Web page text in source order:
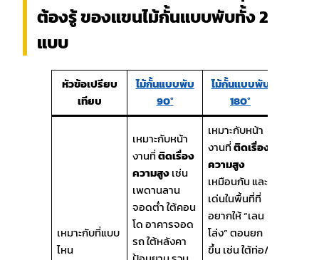
ต้องรู้ ของแขนไม้กั้นแบบพับทั้ง 2
แบบ
หัวข้อเปรียบ
เทียบ
ไม้กั้นแบบพับ
90°
ไม้กั้นแบบพับ
180°
เหมาะกับที่แบบ
ไหน
เหมาะกับหน้า
งานที่ติดเรื่อง
ความสูงเช่น
เพดานลาน
จอดต่ำ ใต้คอน
โด อาคารจอด
รถ ใต้หลังคา
เหมาะกับหน้า
งานที่ติดเรื่อง
ความสูง
เหมือนกัน และ
เด่นในพื้นที่ที่
อยากให้ “เลน
โล่ง” ตอนยก
ขึ้น เช่น ใต้ท่อ/